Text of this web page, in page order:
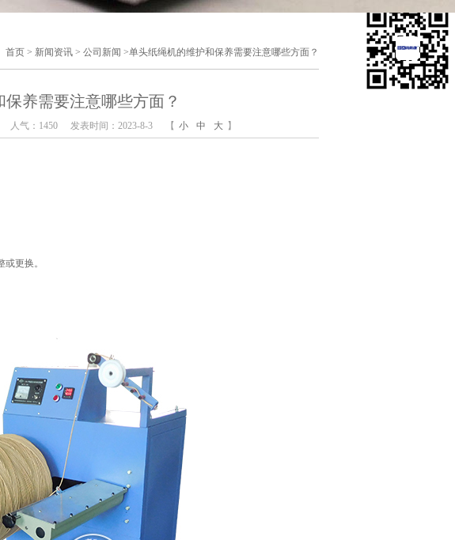
首页 > 新闻资讯 > 公司新闻 >单头纸绳机的维护和保养需要注意哪些方面？
养需要注意哪些方面？
人气：1450 发表时间：2023-8-3 【 小 中 大 】
更换。